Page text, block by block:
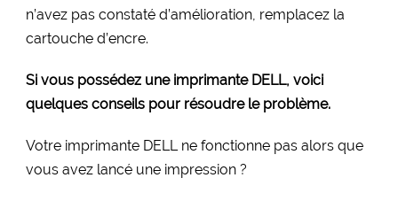
n’avez pas constaté d’amélioration, remplacez la
cartouche d’encre.
Si vous possédez une imprimante DELL, voici
quelques conseils pour résoudre le problème.
Votre imprimante DELL ne fonctionne pas alors que
vous avez lancé une impression ?